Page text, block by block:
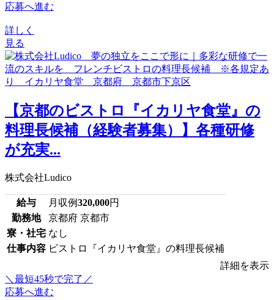
応募へ進む
詳しく
見る
【京都のビストロ『イカリヤ食堂』の
料理長候補（経験者募集）】各種研修
が充実...
株式会社Ludico
給与 月収例320,000円
勤務地
京都府 京都市
寮・社宅 なし
仕事内容 ビストロ『イカリヤ食堂』の料理長候補
詳細を表示
＼最短45秒で完了／
応募へ進む